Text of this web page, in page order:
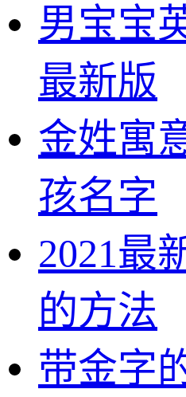
男宝宝
最新版
金姓寓
孩名字
2021最
的方法
带金字